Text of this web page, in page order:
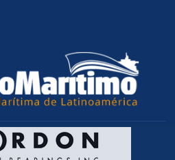
de MundoMaritimo Ltda.